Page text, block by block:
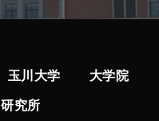
玉川大学 大学院
研究所